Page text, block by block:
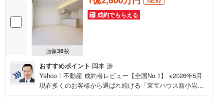
画像36枚
成約でもらえる
おすすめポイント 岡本 渉
Yahoo！不動産 成約者レビュー【全国No.1】 ※2026年5月
現在多くのお客様から選ばれ続ける「東宝ハウス新小岩」